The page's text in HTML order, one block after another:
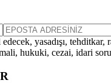
yasadışı,
hukuki, cezai, idari